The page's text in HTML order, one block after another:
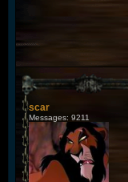
scar
Messages: 9211